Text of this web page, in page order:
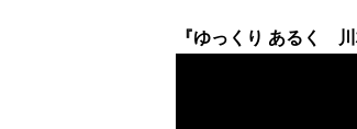
『ゆっくり あるく